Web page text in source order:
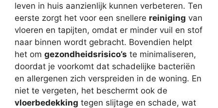
leven in huis aanzienlijk kunnen verbeteren. Ten
eerste zorgt het voor een snellere reiniging van
vloeren en tapijten, omdat er minder vuil en stof
naar binnen wordt gebracht. Bovendien helpt
het om gezondheidsrisico’s te minimaliseren,
doordat je voorkomt dat schadelijke bacteriën
en allergenen zich verspreiden in de woning. En
niet te vergeten, het beschermt ook de
vloerbedekking tegen slijtage en schade, wat